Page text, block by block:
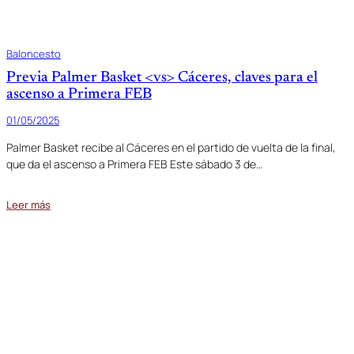
Baloncesto
Previa Palmer Basket <vs> Cáceres, claves para el
ascenso a Primera FEB
01/05/2025
Palmer Basket recibe al Cáceres en el partido de vuelta de la final,
que da el ascenso a Primera FEB Este sábado 3 de…
Leer más